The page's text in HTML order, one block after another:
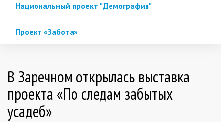
Национальный проект "Демография"
Проект «Забота»
В Заречном открылась выставка
проекта «По следам забытых
усадеб»